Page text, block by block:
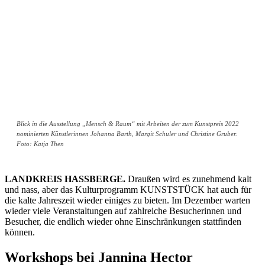
Blick in die Ausstellung „Mensch & Raum“ mit Arbeiten der zum Kunstpreis 2022
nominierten Künstlerinnen Johanna Barth, Margit Schuler und Christine Gruber.
Foto: Katja Then
LANDKREIS HASSBERGE. Draußen wird es zunehmend kalt
und nass, aber das Kulturprogramm KUNSTSTÜCK hat auch für
die kalte Jahreszeit wieder einiges zu bieten. Im Dezember warten
wieder viele Veranstaltungen auf zahlreiche Besucherinnen und
Besucher, die endlich wieder ohne Einschränkungen stattfinden
können.
Workshops bei Jannina Hector